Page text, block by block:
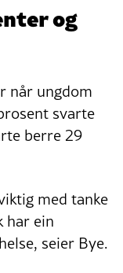
og
når ungdom
svarte
berre 29
med tanke
har ein
seier Bye.